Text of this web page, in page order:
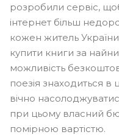
розробили сервіс,
інтернет більш
кожен житель
купити книги за
можливість
поезія знаходиться в
вічно
при цьому власний
помірною вартістю.